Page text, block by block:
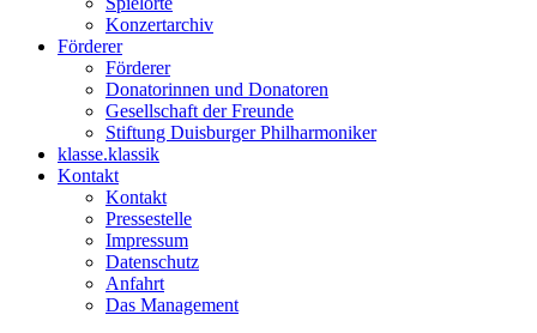
Konzertarchiv
Förderer
Förderer
Donatorinnen und Donatoren
Gesellschaft der Freunde
Stiftung Duisburger Philharmoniker
klasse.klassik
Kontakt
Kontakt
Pressestelle
Impressum
Datenschutz
Anfahrt
Das Management